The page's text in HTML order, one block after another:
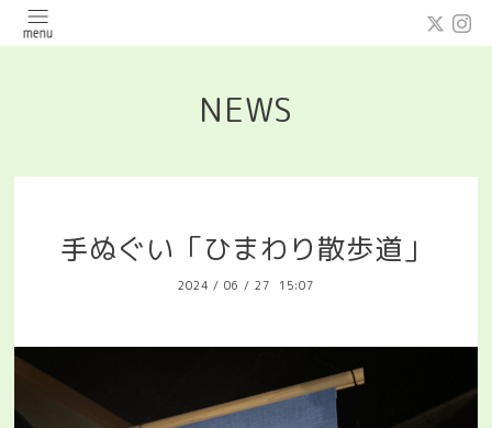
NEWS
手ぬぐい「ひまわり散歩道」
2024 / 06 / 27 15:07